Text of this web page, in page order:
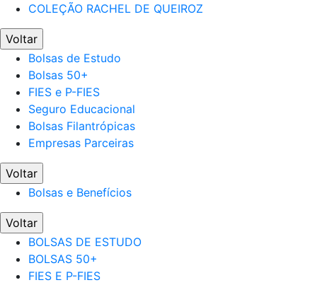
COLEÇÃO RACHEL DE QUEIROZ
Voltar
Bolsas de Estudo
Bolsas 50+
FIES e P-FIES
Seguro Educacional
Bolsas Filantrópicas
Empresas Parceiras
Voltar
Bolsas e Benefícios
Voltar
BOLSAS DE ESTUDO
BOLSAS 50+
FIES E P-FIES